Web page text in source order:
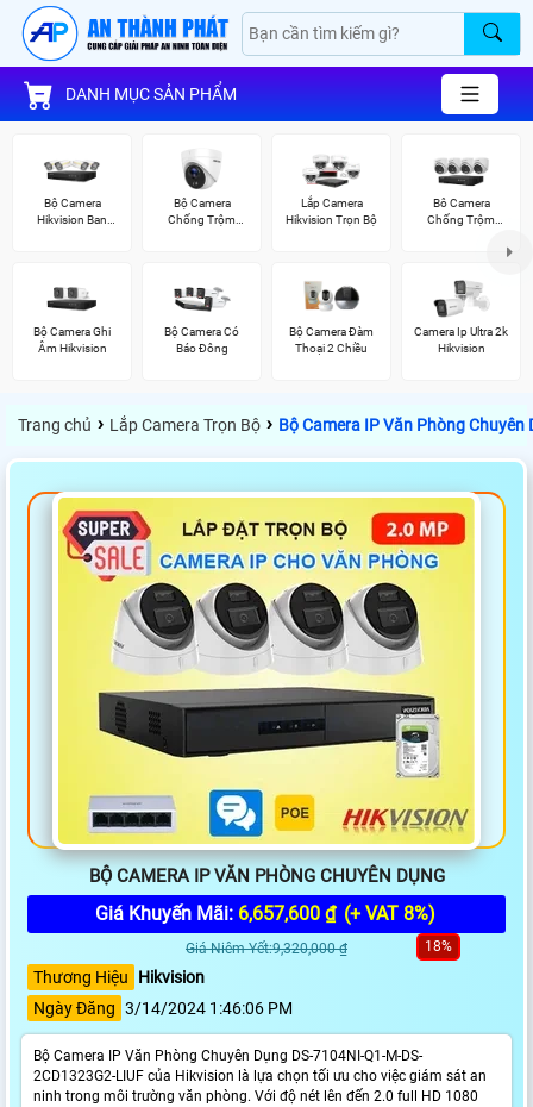
DANH MỤC SẢN PHẨM
Bộ Camera
Hikvision Ban
Bộ Camera
Chống Trộm
Lắp Camera
Hikvision Trọn Bộ
Bô Camera
Chống Trộm
Bộ Camera Ghi
Âm Hikvision
Bộ Camera Có
Báo Đông
Bộ Camera Đàm
Thoại 2 Chiều
Camera Ip Ultra 2k
Hikvision
Trang chủ › Lắp Camera Trọn Bộ › Bộ Camera IP Văn Phòng Chuyên
BỘ CAMERA IP VĂN PHÒNG CHUYÊN DỤNG
Giá Khuyến Mãi: 6,657,600 ₫ (+ VAT 8%)
Giá Niêm Yết:9,320,000 ₫ 18%
Thương Hiệu
Hikvision
Ngày Đăng 3/14/2024 1:46:06 PM
Bộ Camera IP Văn Phòng Chuyên Dụng DS-7104NI-Q1-M-DS-
2CD1323G2-LIUF của Hikvision là lựa chọn tối ưu cho việc giám sát an
ninh trong môi trường văn phòng. Với độ nét lên đến 2.0 full HD 1080